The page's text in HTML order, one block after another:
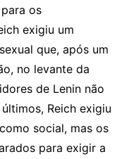
os
exigiu um
que, após um
no levante da
de Lenin não
Reich exigiu
social, mas os
para exigir a